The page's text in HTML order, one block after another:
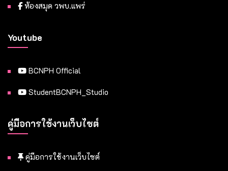
ห้องสมุด วพบ.แพร่
Youtube
BCNPH Official
StudentBCNPH_Studio
คู่มือการใช้งานเว็บไซต์
คู่มือการใช้งานเว็บไซต์